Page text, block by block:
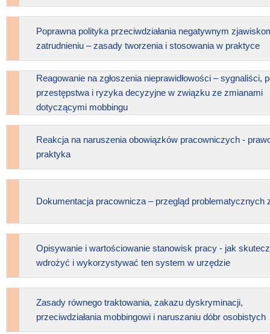
Poprawna polityka przeciwdziałania negatywnym
zatrudnieniu – zasady tworzenia i stosowania w praktyce
Reagowanie na zgłoszenia nieprawidłowości – sygnaliści,
przestępstwa i ryzyka decyzyjne w związku ze zmianami
dotyczącymi mobbingu
Reakcja na naruszenia obowiązków pracowniczych -
praktyka
Dokumentacja pracownicza – przegląd problematycznych
Opisywanie i wartościowanie stanowisk pracy - jak
wdrożyć i wykorzystywać ten system w urzędzie
Zasady równego traktowania, zakazu dyskryminacji,
przeciwdziałania mobbingowi i naruszaniu dóbr osobistych